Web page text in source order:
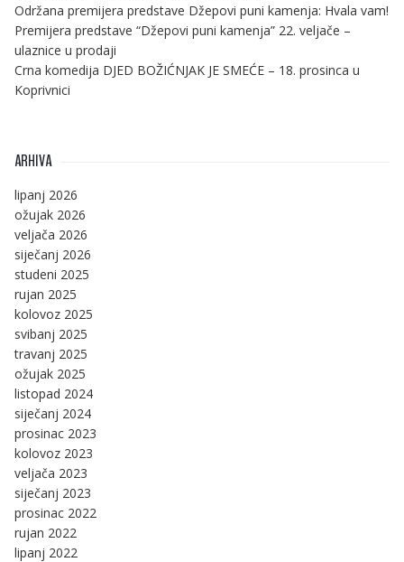
Održana premijera predstave Džepovi puni kamenja: Hvala vam!
Premijera predstave “Džepovi puni kamenja” 22. veljače –
ulaznice u prodaji
Crna komedija DJED BOŽIĆNJAK JE SMEĆE – 18. prosinca u
Koprivnici
ARHIVA
lipanj 2026
ožujak 2026
veljača 2026
siječanj 2026
studeni 2025
rujan 2025
kolovoz 2025
svibanj 2025
travanj 2025
ožujak 2025
listopad 2024
siječanj 2024
prosinac 2023
kolovoz 2023
veljača 2023
siječanj 2023
prosinac 2022
rujan 2022
lipanj 2022